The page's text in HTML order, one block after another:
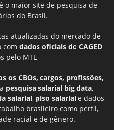
é o maior site de pesquisa de
do Brasil.
atualizadas do mercado de
com dados oficiais do CAGED
pelo MTE.
os CBOs, cargos, profissões,
pesquisa salarial big data,
salarial, piso salarial e dados
brasileiro como perfil,
racial e de gênero.